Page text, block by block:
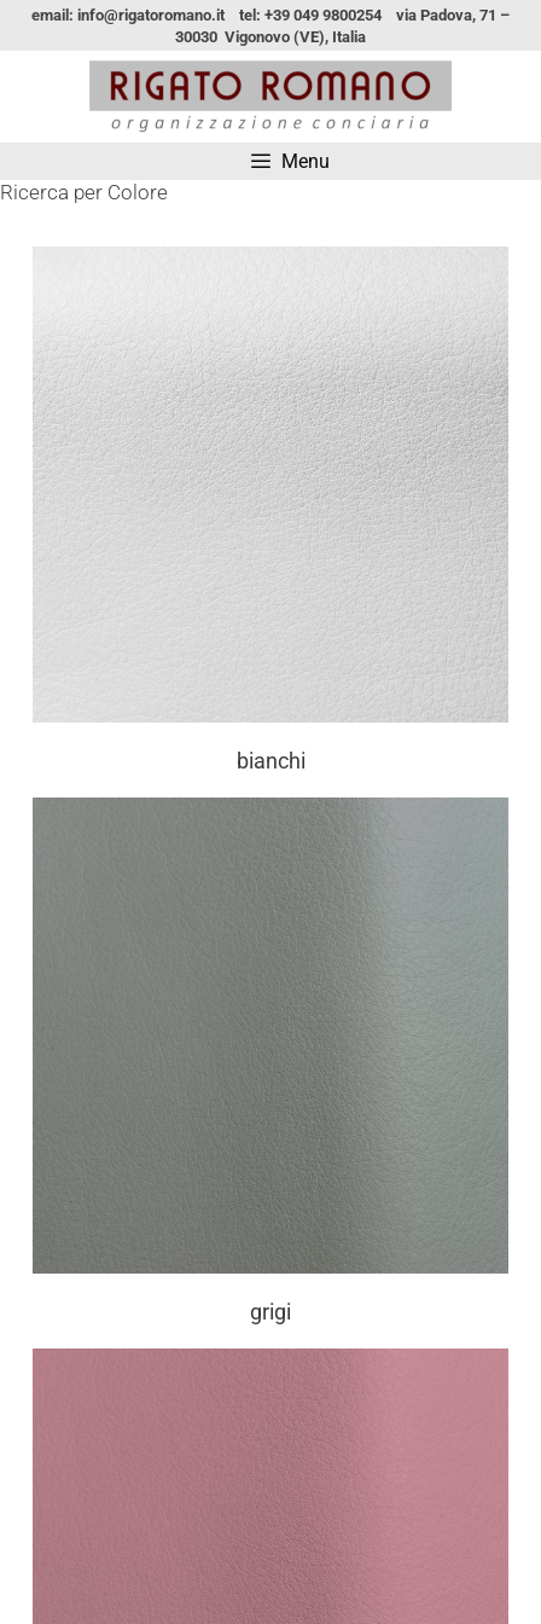
email: info@rigatoromano.it tel: +39 049 9800254 via Padova, 71 –
30030 Vigonovo (VE), Italia
Menu
Ricerca per Colore
bianchi
grigi